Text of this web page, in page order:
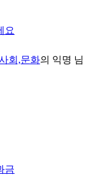
요
회,문화의 익명 님
금